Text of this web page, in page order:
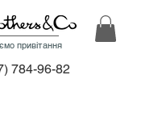
привітання
784-96-82